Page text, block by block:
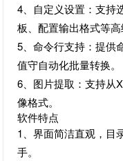
4、自定义设置：支持
板、配置输出格式等高
5、命令行支持：提供
值守自动化批量转换。
6、图片提取：支持从
像格式。
软件特点
1、界面简洁直观，目
手。